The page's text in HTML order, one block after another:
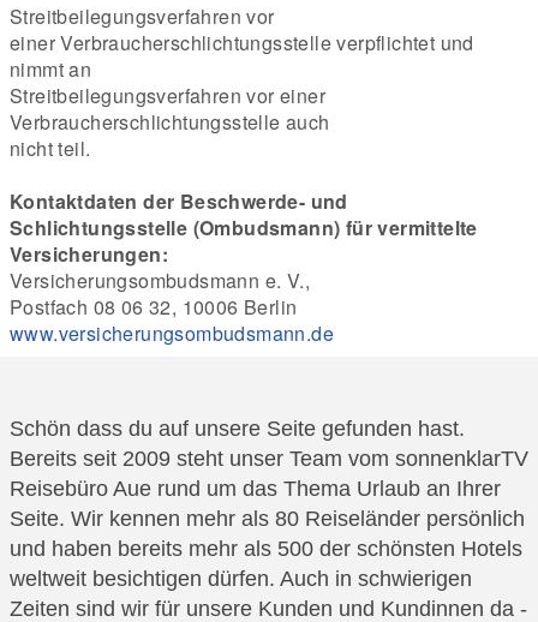
Streitbeilegungsverfahren vor
einer Verbraucherschlichtungsstelle verpflichtet und
nimmt an
Streitbeilegungsverfahren vor einer
Verbraucherschlichtungsstelle auch
nicht teil.
Kontaktdaten der Beschwerde- und
Schlichtungsstelle (Ombudsmann) für vermittelte
Versicherungen:
Versicherungsombudsmann e. V.,
Postfach 08 06 32, 10006 Berlin
www.versicherungsombudsmann.de
Schön dass du auf unsere Seite gefunden hast.
Bereits seit 2009 steht unser Team vom sonnenklarTV
Reisebüro Aue rund um das Thema Urlaub an Ihrer
Seite. Wir kennen mehr als 80 Reiseländer persönlich
und haben bereits mehr als 500 der schönsten Hotels
weltweit besichtigen dürfen. Auch in schwierigen
Zeiten sind wir für unsere Kunden und Kundinnen da -